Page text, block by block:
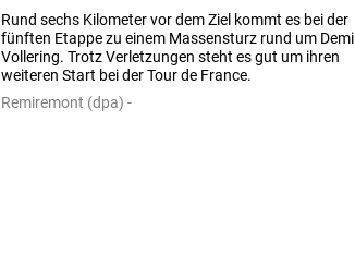
Rund sechs Kilometer vor dem Ziel kommt es bei der
fünften Etappe zu einem Massensturz rund um Demi
Vollering. Trotz Verletzungen steht es gut um ihren
weiteren Start bei der Tour de France.
Remiremont (dpa) -